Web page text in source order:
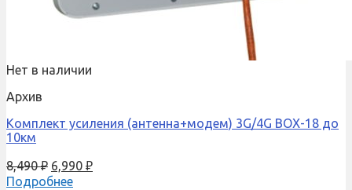
Нет в наличии
Архив
Комплект усиления (антенна+модем) 3G/4G BOX-18 до
10км
8,490₽ 6,990 ₽
Подробнее